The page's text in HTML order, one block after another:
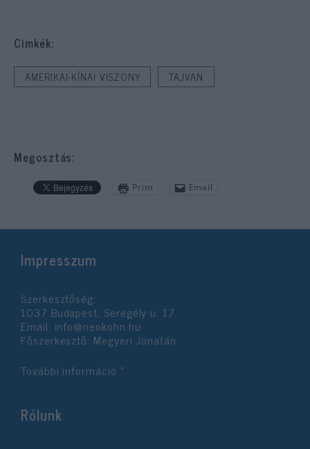
Cimkék:
AMERIKAI-KÍNAI VISZONY TAJVAN
Megosztás:
Print Email
Impresszum
Szerkesztőség:
1037 Budapest, Seregély u. 17.
Email: info@neokohn.hu
Főszerkesztő: Megyeri Jonatán
További információ »
Rólunk